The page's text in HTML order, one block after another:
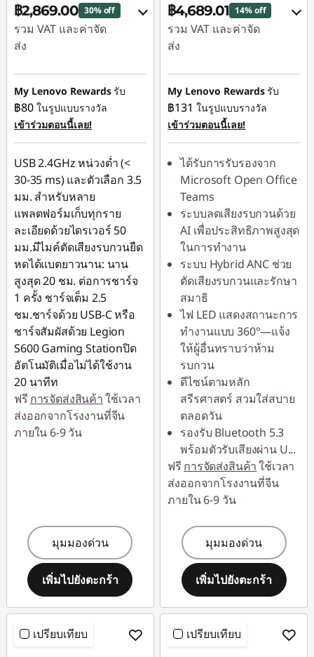
฿2,869.00 30% off
รวม VAT และค่าจัด
ส่ง
ประหยัดทันที :-
฿409.90
หรือ
eCoupon :
฿1,230.00
*Savings cannot be
combined
ใช้ eCoupon :
88SALETH
My Lenovo Rewardsรับ
฿80 ในรูปแบบรางวัล
เข้าร่วมตอนนี้เลย!
USB 2.4GHz หน่วงต่ำ (<
30-35 ms) และตัวเลือก 3.5
มม. สำหรับหลาย
แพลตฟอร์มเก็บทุกราย
ละเอียดด้วยไดรเวอร์ 50
มม.มีไมค์ตัดเสียงรบกวนยืด
หดได้แบตยาวนาน: นาน
สูงสุด 20 ชม. ต่อการชาร์จ
1 ครั้ง ชาร์จเต็ม 2.5
ชม.ชาร์จด้วย USB-C หรือ
ชาร์จสัมผัสด้วย Legion
S600 Gaming Stationปิด
อัตโนมัติเมื่อไม่ได้ใช้งาน
20 นาทีท
ฟรี การจัดส่งสินค้าใช้เวลา
ส่งออกจากโรงงานที่จีน
ภายใน 6-9 วัน
มุมมองด่วน
เพิ่มไปยังตะกร้า
฿4,689.01 14% off
รวม VAT และค่าจัด
ส่ง
ประหยัดทันที :-
฿549.00
หรือ
eCoupon :
*Savings cannot be
combined
ใช้ eCoupon :
88SALETH
My Lenovo Rewardsรับ
฿131 ในรูปแบบรางวัล
เข้าร่วมตอนนี้เลย!
ได้รับการรับรองจาก
Microsoft Open Office
Teams
ระบบลดเสียงรบกวนด้วย
AI เพื่อประสิทธิภาพสูงสุด
ในการทำงาน
ระบบ Hybrid ANC ช่วย
ตัดเสียงรบกวนและรักษา
สมาธิ
ไฟ LED แสดงสถานะการ
ทำงานแบบ 360°—แจ้ง
ให้ผู้อื่นทราบว่าห้าม
รบกวน
ดีไซน์ตามหลัก
สรีรศาสตร์ สวมใส่สบาย
ตลอดวัน
รองรับ Bluetooth 5.3
พร้อมตัวรับเสียงผ่าน U...
ฟรี การจัดส่งสินค้าใช้เวลา
ส่งออกจากโรงงานที่จีน
ภายใน 6-9 วัน
มุมมองด่วน
เพิ่มไปยังตะกร้า
เปรียบเทียบ เปรียบเทียบ